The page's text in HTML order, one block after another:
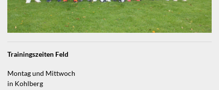
Trainingszeiten Feld
Montag und Mittwoch
in Kohlberg